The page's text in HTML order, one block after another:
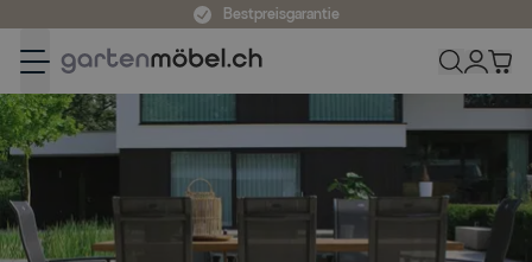
Bestpreisgarantie